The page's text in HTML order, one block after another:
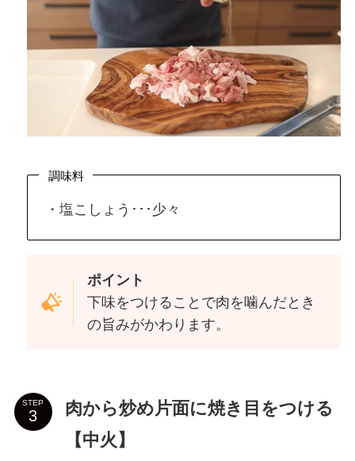
調味料
・塩こしょう･･･少々
ポイント
下味をつけることで肉を噛んだとき
の旨みがかわります。
STEP
肉から炒め片面に焼き目をつける
【中火】